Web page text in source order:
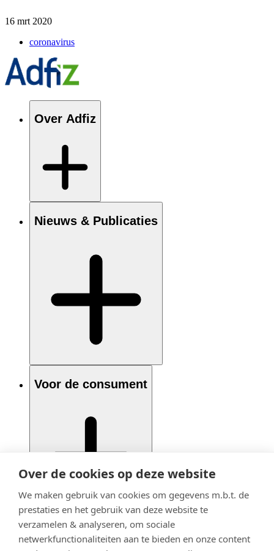
Over de cookies op deze website
We maken gebruik van cookies om gegevens m.b.t. de
prestaties en het gebruik van deze website te
verzamelen & analyseren, om sociale
netwerkfunctionaliteiten aan te bieden en onze content
16 mrt 2020
coronavirus
Over Adfiz
Nieuws & Publicaties
Voor de consument